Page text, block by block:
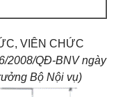
VIÊN CHỨC
2008/QĐ-BNV ngày
Bộ Nội vụ)